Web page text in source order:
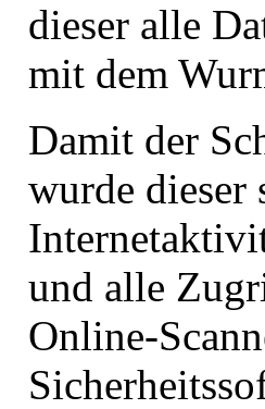
dieser alle
mit dem
Damit der
wurde dieser
und alle
Online-